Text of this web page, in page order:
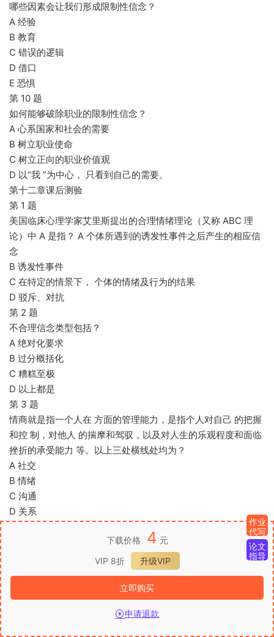
哪些因素会让我们形成限制性信念？
A 经验
B 教育
C 错误的逻辑
D 借口
E 恐惧
第 10 题
如何能够破除职业的限制性信念？
A 心系国家和社会的需要
B 树立职业使命
C 树立正向的职业价值观
D 以“我 ”为中心， 只看到自己的需要。
第十二章课后测验
第 1 题
美国临床心理学家艾里斯提出的合理情绪理论（又称 ABC 理
论）中 A 是指？ A 个体所遇到的诱发性事件之后产生的相应信
念
B 诱发性事件
C 在特定的情景下， 个体的情绪及行为的结果
D 驳斥、对抗
第 2 题
不合理信念类型包括？
A 绝对化要求
B 过分概括化
C 糟糕至极
D 以上都是
第 3 题
情商就是指一个人在 方面的管理能力，是指个人对自己 的把握
和控 制，对他人 的揣摩和驾驭，以及对人生的乐观程度和面临
挫折的承受能力 等。以上三处横线处均为？
A 社交
B 情绪
C 沟通
D 关系
情绪管理的第一步往往是？
B 自我认知——察觉自己的情绪
D 转移注意力
下列身体反应， 不属于应激条件下反应的是？
下载价格 4 元
VIP 8折
升级VIP
立即购买
申请退款
作业
代写
论文
指导